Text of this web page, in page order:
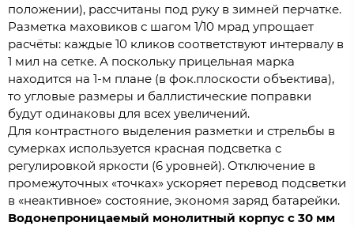
положении), рассчитаны под руку в зимней перчатке.
Разметка маховиков с шагом 1/10 мрад упрощает
расчёты: каждые 10 кликов соответствуют интервалу в
1 мил на сетке. А поскольку прицельная марка
находится на 1-м плане (в фок.плоскости объектива),
то угловые размеры и баллистические поправки
будут одинаковы для всех увеличений.
Для контрастного выделения разметки и стрельбы в
сумерках используется красная подсветка с
регулировкой яркости (6 уровней). Отключение в
промежуточных «точках» ускоряет перевод подсветки
в «неактивное» состояние, экономя заряд батарейки.
Водонепроницаемый монолитный корпус с 30 мм